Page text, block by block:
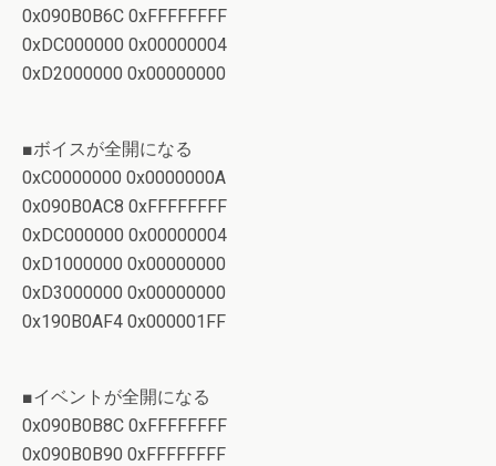
0x090B0B6C 0xFFFFFFFF
0xDC000000 0x00000004
0xD2000000 0x00000000
■ボイスが全開になる
0xC0000000 0x0000000A
0x090B0AC8 0xFFFFFFFF
0xDC000000 0x00000004
0xD1000000 0x00000000
0xD3000000 0x00000000
0x190B0AF4 0x000001FF
■イベントが全開になる
0x090B0B8C 0xFFFFFFFF
0x090B0B90 0xFFFFFFFF